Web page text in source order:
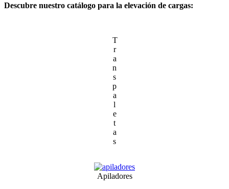
Descubre nuestro catálogo para la elevación de cargas:
T
r
a
n
s
p
a
l
e
t
a
s
Apiladores